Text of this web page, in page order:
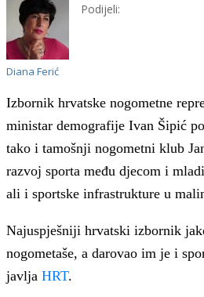
Diana Ferić
Podijeli:
Izbornik hrvatske nogometne
ministar demografije Ivan Šipić
tako i tamošnji nogometni klub
razvoj sporta među djecom i
ali i sportske infrastrukture u
Najuspješniji hrvatski izbornik
nogometaše, a darovao im je i
javlja HRT.